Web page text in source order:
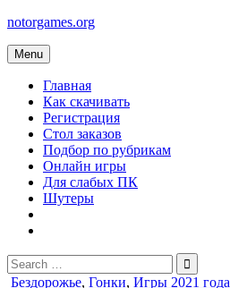
Skip
content
notorgames.org
Menu
Главная
Как скачивать
Регистрация
Стол заказов
Подбор по рубрикам
Онлайн игры
Для слабых ПК
Шутеры
Search
for:
Posted
Бездорожье, Гонки, Игры 2021 года